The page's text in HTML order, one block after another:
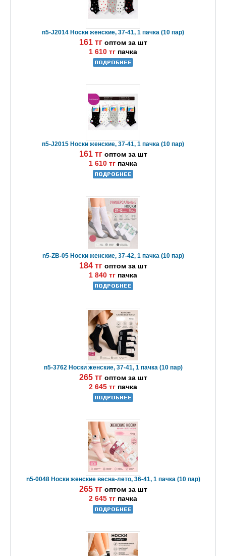
n5-J2014 Носки женские, 37-41, 1 пачка (10 пар)
161 тг оптом за шт
1 610 тг пачка
n5-J2015 Носки женские, 37-41, 1 пачка (10 пар)
161 тг оптом за шт
1 610 тг пачка
n5-ZB-05 Носки женские, 37-42, 1 пачка (10 пар)
184 тг оптом за шт
1 840 тг пачка
n5-3762 Носки женские, 37-41, 1 пачка (10 пар)
265 тг оптом за шт
2 645 тг пачка
n5-0048 Носки женские весна-лето, 36-41, 1 пачка (10 пар)
265 тг оптом за шт
2 645 тг пачка